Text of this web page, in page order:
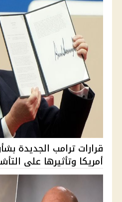
قرارات ترامب الجديدة
أمريكا وتأثيرها على